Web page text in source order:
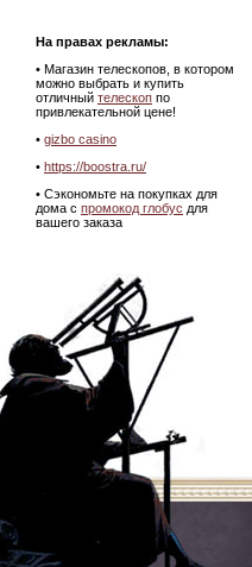
На правах рекламы:
• Магазин телескопов, в котором
можно выбрать и купить
отличный телескоп по
привлекательной цене!
• gizbo casino
• https://boostra.ru/
• Сэкономьте на покупках для
дома с промокод глобус для
вашего заказа